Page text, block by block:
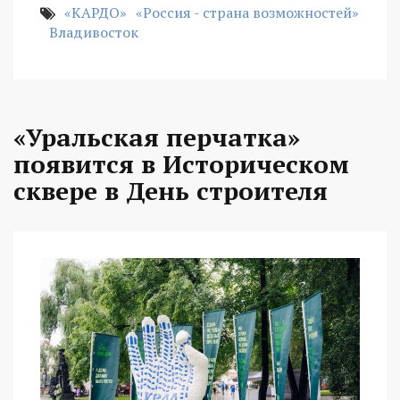
«КАРДО» «Россия - страна возможностей»
Владивосток
«Уральская перчатка»
появится в Историческом
сквере в День строителя